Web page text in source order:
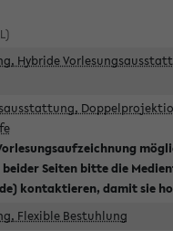
Hybride
Seiten bitte die
kontaktieren, damit sie
Flexible Bestuhlung